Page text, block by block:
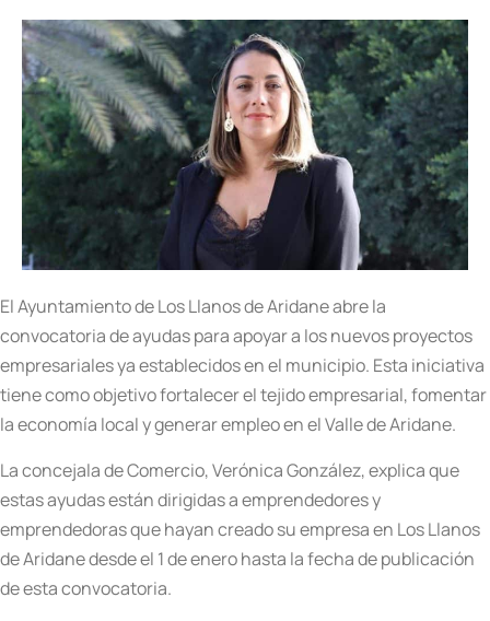
El Ayuntamiento de Los Llanos de Aridane abre la
convocatoria de ayudas para apoyar a los nuevos proyectos
empresariales ya establecidos en el municipio. Esta iniciativa
tiene como objetivo fortalecer el tejido empresarial, fomentar
la economía local y generar empleo en el Valle de Aridane.
La concejala de Comercio, Verónica González, explica que
estas ayudas están dirigidas a emprendedores y
emprendedoras que hayan creado su empresa en Los Llanos
de Aridane desde el 1 de enero hasta la fecha de publicación
de esta convocatoria.